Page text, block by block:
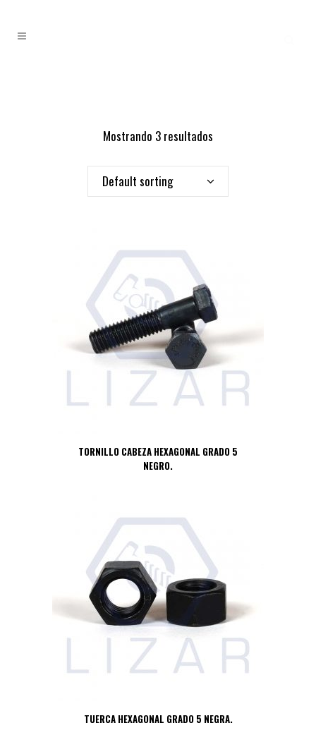
Mostrando 3 resultados
Default sorting
TORNILLO CABEZA HEXAGONAL GRADO 5
NEGRO.
TUERCA HEXAGONAL GRADO 5 NEGRA.